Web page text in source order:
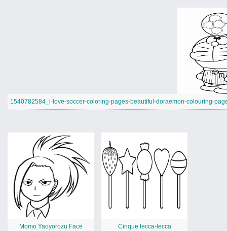
1540782584_i-love-soccer-coloring-pages-beautiful-doraemon-colouring-
Momo Yaoyorozu Face Cinque lecca-lecca